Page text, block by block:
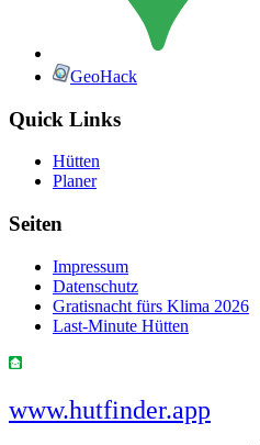
GeoHack
Quick Links
Hütten
Planer
Seiten
Impressum
Datenschutz
Gratisnacht fürs Klima 2026
Last-Minute Hütten
www.hutfinder.app